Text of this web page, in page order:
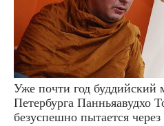
Уже почти год буддийский
Петербурга Панньяавудхо
безуспешно пытается через